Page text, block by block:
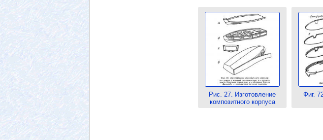
Рис. 27. Изготовление
композитного корпуса
Фиг.